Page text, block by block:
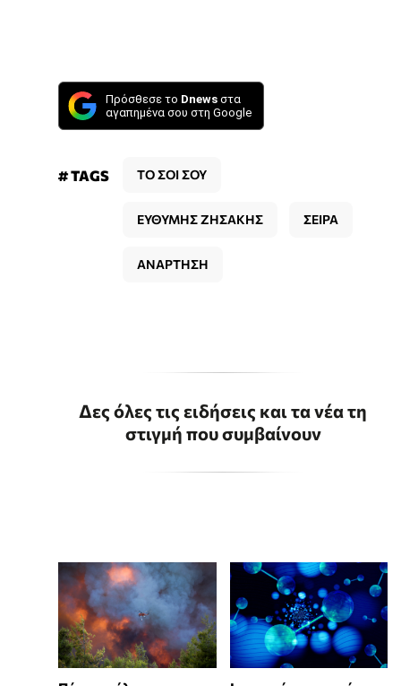
Πρόσθεσε το Dnews στα
αγαπημένα σου στη Google
# TAGS ΤΟ ΣΟΙ ΣΟΥ
ΕΥΘΥΜΗΣ ΖΗΣΑΚΗΣ ΣΕΙΡΑ
ΑΝΑΡΤΗΣΗ
Δες όλες τις ειδήσεις και τα νέα τη
στιγμή που συμβαίνουν